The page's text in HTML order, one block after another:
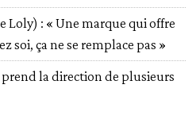
Loly) : « Une marque qui offre
soi, ça ne se remplace pas »
la direction de plusieurs